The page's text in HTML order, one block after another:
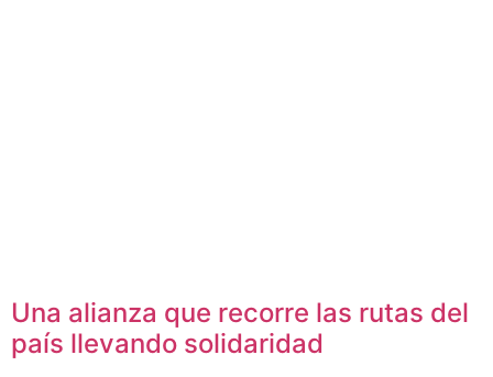
Una alianza que recorre las rutas del
país llevando solidaridad